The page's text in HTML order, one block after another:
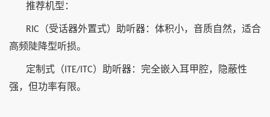
推荐机型：
RIC （受话器外置式）助听器：体积小，音质自然，适合
高频陡降型听损。
定制式（ ITE/ITC）助听器：完全嵌入耳甲腔，隐蔽性
强，但功率有限。